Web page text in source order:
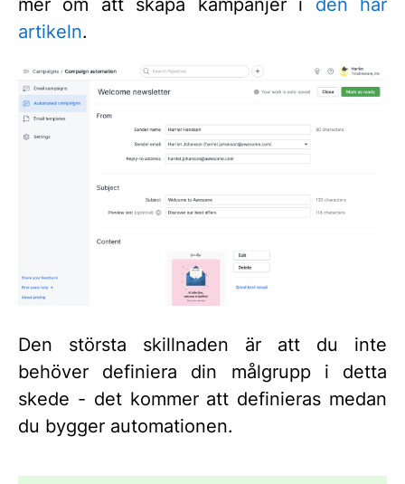
mer om att skapa kampanjer i den här
artikeln.
Den största skillnaden är att du inte
behöver definiera din målgrupp i detta
skede - det kommer att definieras medan
du bygger automationen.